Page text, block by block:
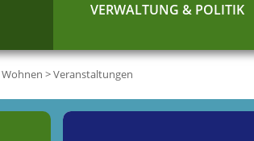
VERWALTUNG & POLITIK
>Veranstaltungen